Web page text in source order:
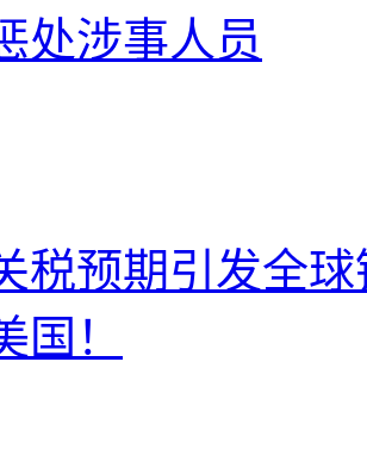
处涉事人员
税预期引发全
国！